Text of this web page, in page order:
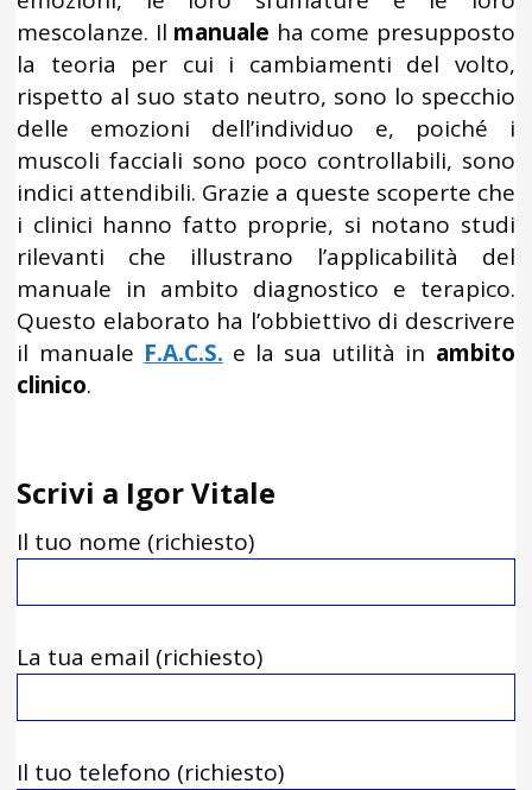
mescolanze. Il manuale ha come presupposto
la teoria per cui i cambiamenti del volto,
rispetto al suo stato neutro, sono lo specchio
delle emozioni dell’individuo e, poiché i
muscoli facciali sono poco controllabili, sono
indici attendibili. Grazie a queste scoperte che
i clinici hanno fatto proprie, si notano studi
rilevanti che illustrano l’applicabilità del
manuale in ambito diagnostico e terapico.
Questo elaborato ha l’obbiettivo di descrivere
il manuale F.A.C.S. e la sua utilità in ambito
clinico.
Scrivi a Igor Vitale
Il tuo nome (richiesto)
La tua email (richiesto)
Il tuo telefono (richiesto)